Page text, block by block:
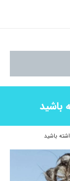
باشید
باشید